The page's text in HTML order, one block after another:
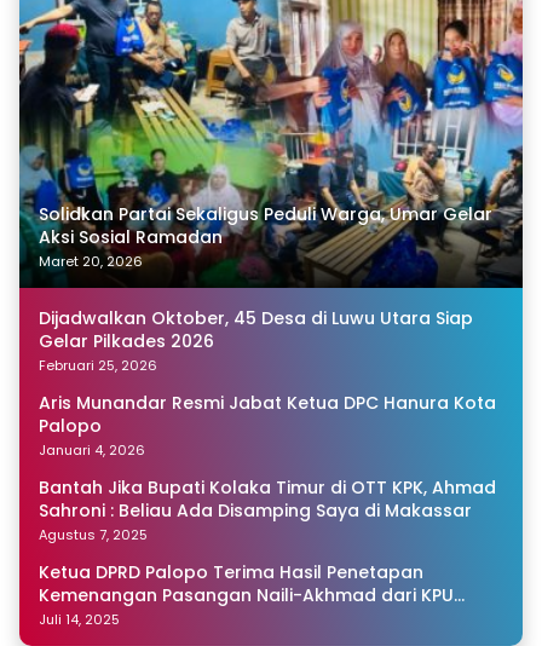
Solidkan Partai Sekaligus Peduli Warga, Umar Gelar
Aksi Sosial Ramadan
Maret 20, 2026
Dijadwalkan Oktober, 45 Desa di Luwu Utara Siap
Gelar Pilkades 2026
Februari 25, 2026
Aris Munandar Resmi Jabat Ketua DPC Hanura Kota
Palopo
Januari 4, 2026
Bantah Jika Bupati Kolaka Timur di OTT KPK, Ahmad
Sahroni : Beliau Ada Disamping Saya di Makassar
Agustus 7, 2025
Ketua DPRD Palopo Terima Hasil Penetapan
Kemenangan Pasangan Naili-Akhmad dari KPU
Sulsel
Juli 14, 2025